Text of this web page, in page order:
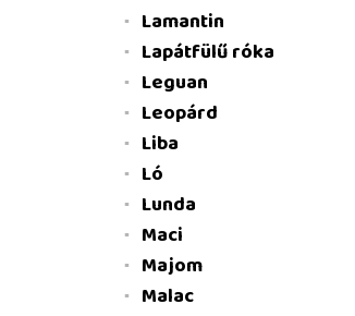
Lamantin
Lapátfülű róka
Leguan
Leopárd
Liba
Ló
Lunda
Maci
Majom
Malac